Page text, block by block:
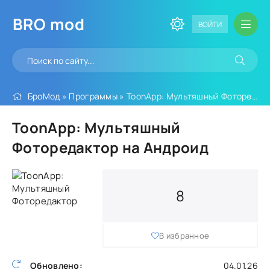
BRO mod ВОЙТИ
БроМод » Программы » ToonApp: Мультяшный Фоторедактор
ToonApp: Мультяшный
Фоторедактор на Андроид
Обновлено: 04.01.26
8
В избранное